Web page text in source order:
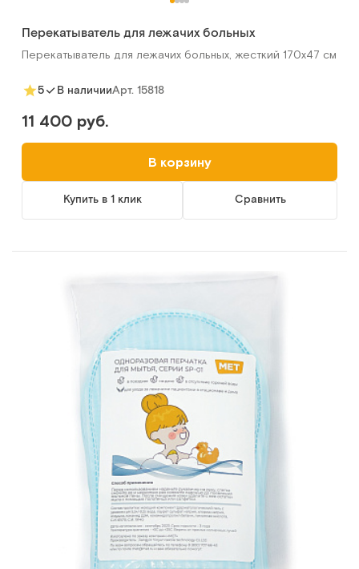
Перекатыватель для лежачих больных
Перекатыватель для лежачих больных, жесткий 170х47 см
5 В наличииАрт. 15818
11 400 руб.
В корзину
Купить в 1 клик Сравнить